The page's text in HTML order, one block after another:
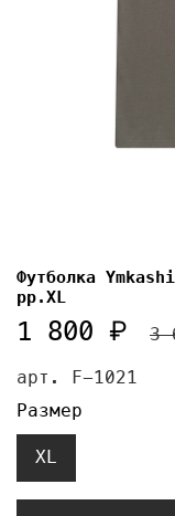
арт. F-1021
Футболка
pp.XL
1 800 ₽ 3
Размер
XL